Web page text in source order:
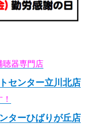
聴器専門店
センター立川北店
ターひばりが丘店